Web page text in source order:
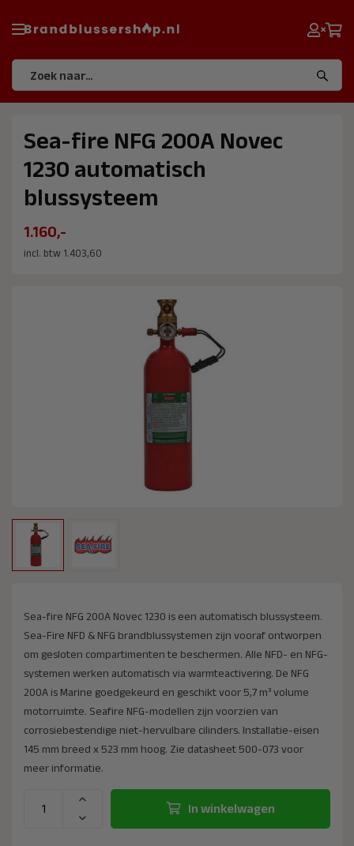
Sea-fire NFG 200A Novec
1230 automatisch
blussysteem
1.160,-
incl. btw 1.403,60
Sea-fire NFG 200A Novec 1230 is een automatisch blussysteem.
Sea-Fire NFD & NFG brandblussystemen zijn vooraf ontworpen
om gesloten compartimenten te beschermen. Alle NFD- en NFG-
systemen werken automatisch via warmteactivering. De NFG
200A is Marine goedgekeurd en geschikt voor 5,7 m³ volume
motorruimte. Seafire NFG-modellen zijn voorzien van
corrosiebestendige niet-hervulbare cilinders. Installatie-eisen
145 mm breed x 523 mm hoog. Zie datasheet 500-073 voor
meer informatie.
In winkelwagen